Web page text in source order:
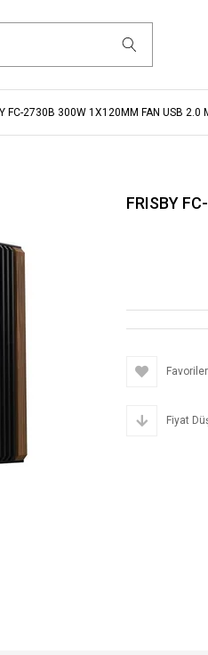
FC-2730B 300W 1X120MM FAN USB 2.0
FRISBY
Fiyat